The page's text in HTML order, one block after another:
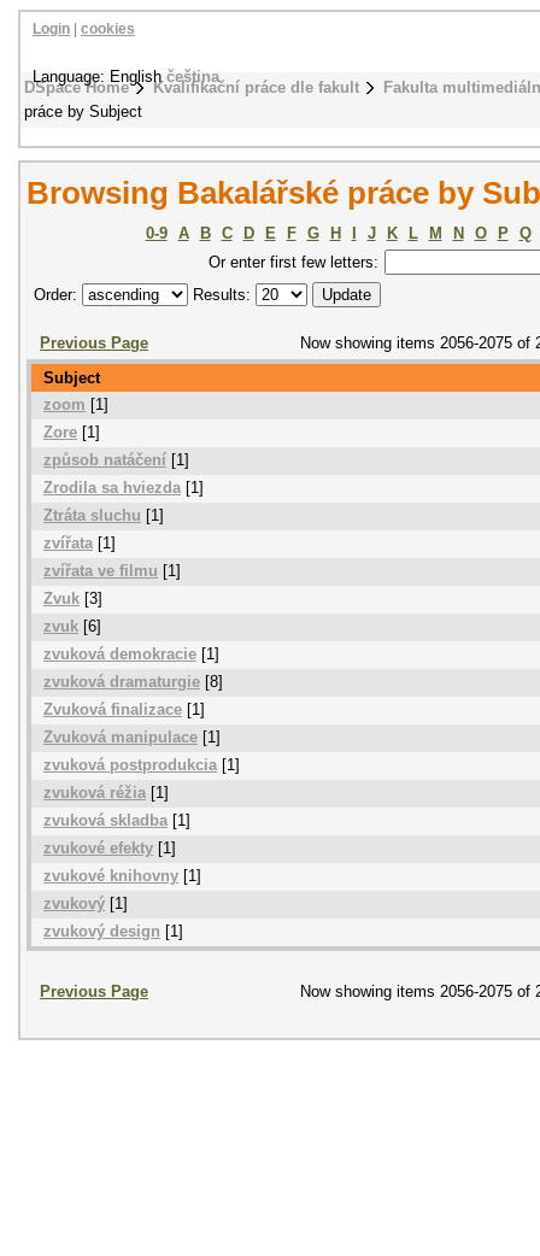
DSpace Home Kvalifikační práce dle fakult
Fakulta
práce by Subject
Login cookies
Language: Englishčeština
Browsing Bakalářské práce by
0-9 A B C D E F G H J K L M N O P
Q
Or enter first few letters:
Order:
Results:
Previous Page
Now showing items 2056-2075 of
Subject
zoom [1]
Zore [1]
způsob natáčení [1]
Zrodila sa hviezda[1]
Ztráta sluchu [1]
zvířata[1]
zvířata ve filmu [1]
Zvuk [3]
zvuk [6]
zvuková demokracie [1]
zvuková dramaturgie [8]
Zvuková finalizace [1]
Zvuková manipulace [1]
zvuková postprodukcia[1]
zvuková réžia [1]
zvuková skladba[1]
zvukové efekty [1]
zvukové knihovny [1]
zvukový [1]
zvukový design [1]
Previous Page Now showing items 2056-2075 of